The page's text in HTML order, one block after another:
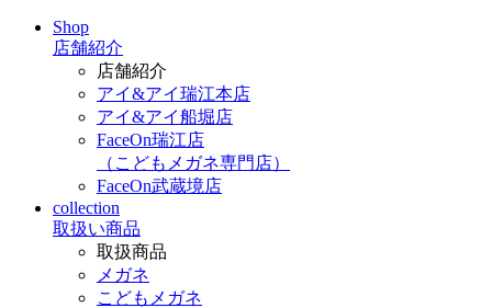
Shop
店舗紹介
店舗紹介
アイ&アイ瑞江本店
アイ&アイ船堀店
FaceOn瑞江店
（こどもメガネ専門店）
FaceOn武蔵境店
collection
取扱い商品
取扱商品
メガネ
こどもメガネ